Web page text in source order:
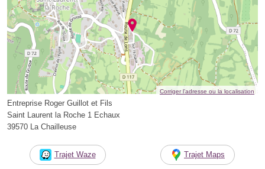
Corriger l’adresse ou la localisation
Entreprise Roger Guillot et Fils
Saint Laurent la Roche 1 Echaux
39570 La Chailleuse
Trajet Waze Trajet Maps